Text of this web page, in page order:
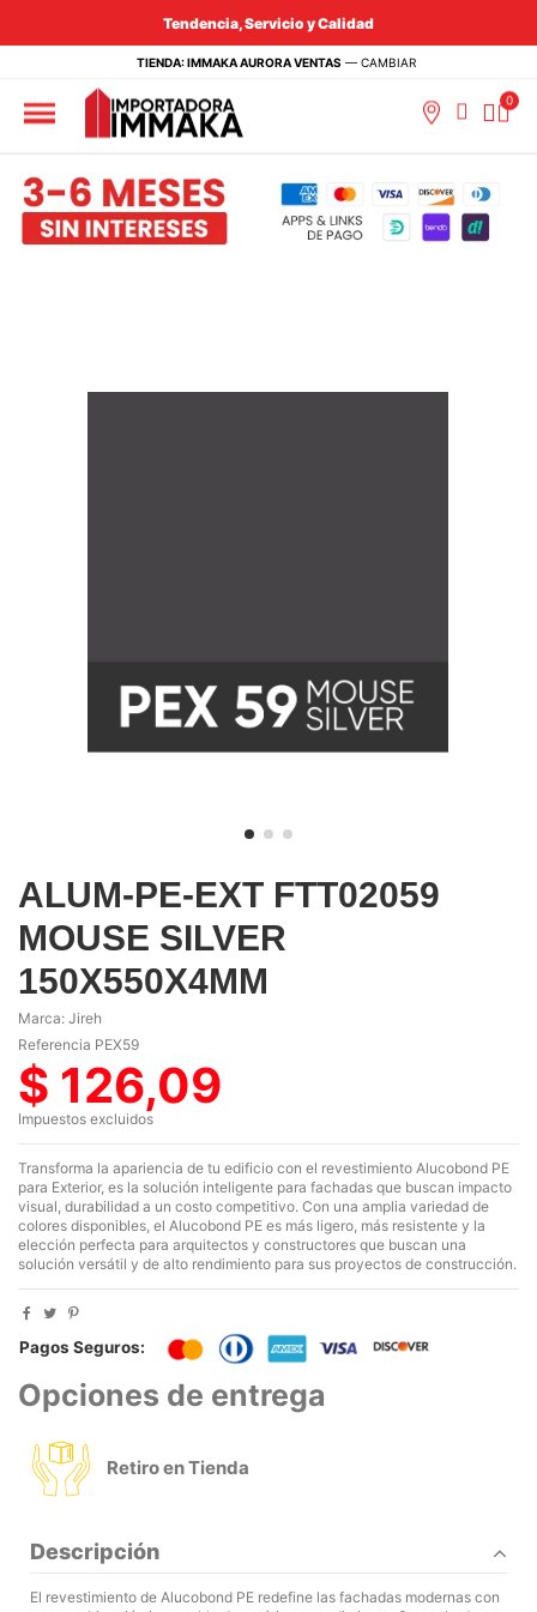
Tendencia, Servicio y Calidad
TIENDA: IMMAKA AURORA VENTAS — CAMBIAR
ALUM-PE-EXT FTT02059
MOUSE SILVER
150X550X4MM
Marca: Jireh
Referencia PEX59
$ 126,09
Impuestos excluidos
Transforma la apariencia de tu edificio con el revestimiento Alucobond PE
para Exterior, es la solución inteligente para fachadas que buscan impacto
visual, durabilidad a un costo competitivo. Con una amplia variedad de
colores disponibles, el Alucobond PE es más ligero, más resistente y la
elección perfecta para arquitectos y constructores que buscan una
solución versátil y de alto rendimiento para sus proyectos de construcción.
Pagos Seguros:
Opciones de entrega
Retiro en Tienda
Descripción
El revestimiento de Alucobond PE redefine las fachadas modernas con